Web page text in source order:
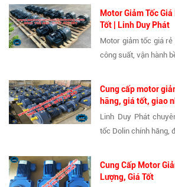
Motor Giảm Tốc
Tốt | Linh Duy Phát
Motor giảm tốc giá
công suất, vận hành
Cung cấp motor
hãng, giá tốt, giao
Linh Duy Phát
tốc Dolin chính hãng,
Cung Cấp Motor
Lượng, Giá Tốt